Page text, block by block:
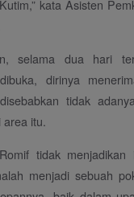
kata Asisten
selama dua hari
dirinya
tidak
itu.
tidak
menjadi sebuah